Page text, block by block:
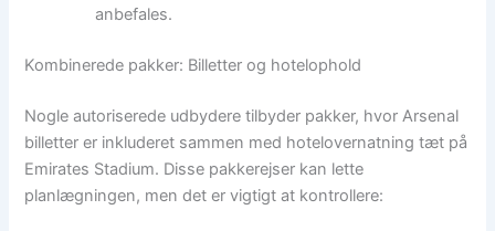
anbefales.
Kombinerede pakker: Billetter og hotelophold
Nogle autoriserede udbydere tilbyder pakker, hvor Arsenal
billetter er inkluderet sammen med hotelovernatning tæt på
Emirates Stadium. Disse pakkerejser kan lette
planlægningen, men det er vigtigt at kontrollere: